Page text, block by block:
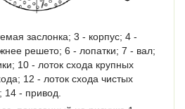
заслонка; 3 - корпус; 4 -
решето; 6 - лопатки; 7 - вал;
10 - лоток схода крупных
12 - лоток схода чистых
14 - привод.